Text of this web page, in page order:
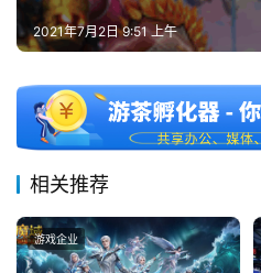
2
5
十
三
届
金
茶
奖
2021年7月2日 9:51 上午
相关推荐
游戏企业